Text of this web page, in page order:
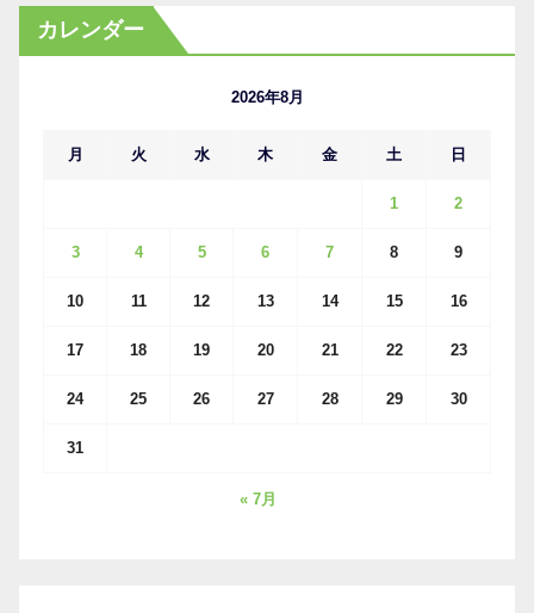
カ
イ
カレンダー
2026年8月
月 火 水 木 金 土 日
1 2
3 4 5 6 7 8 9
10 11 12 13 14 15 16
17 18 19 20 21 22 23
24 25 26 27 28 29 30
31
« 7月